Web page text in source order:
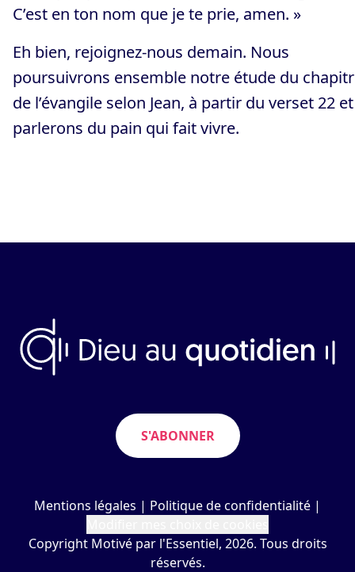
C’est en ton nom que je te prie, amen. »
Eh bien, rejoignez-nous demain. Nous
poursuivrons ensemble notre étude du
de l’évangile selon Jean, à partir du verset 22 et
parlerons du pain qui fait vivre.
S'ABONNER
Mentions légales | Politique de confidentialité |
Copyright Motivé par l'Essentiel, 2026. Tous droits
réservés.